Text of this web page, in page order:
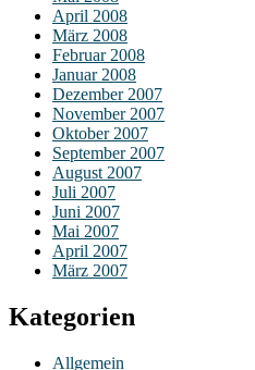
April 2008
März 2008
Februar 2008
Januar 2008
Dezember 2007
November 2007
Oktober 2007
September 2007
August 2007
Juli 2007
Juni 2007
Mai 2007
April 2007
März 2007
Kategorien
Allgemein